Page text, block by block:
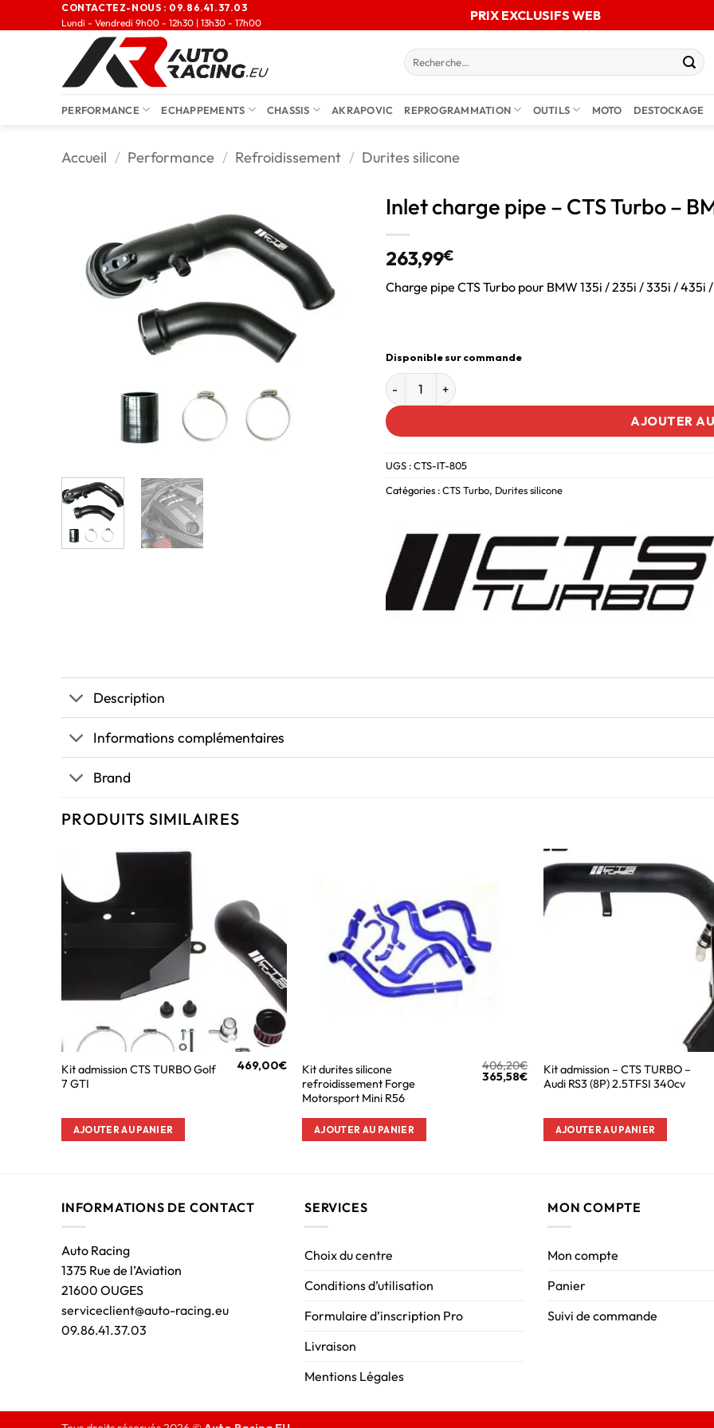
CONTACTEZ-NOUS : 09.86.41.37.03
Lundi - Vendredi 9h00 - 12h30 | 13h30 - 17h00
PRIX EXCLUSIFS WEB
PERFORMANCE ECHAPPEMENTS CHASSIS AKRAPOVIC REPROGRAMMATION OUTILS MOTO DESTOCKAGE
Accueil / Performance / Refroidissement / Durites silicone
Inlet charge pipe – CTS Turbo –
263,99€
Charge pipe CTS Turbo pour BMW 135i / 235i / 335i / 435i
Disponible sur commande
AJOUTER
UGS :CTS-IT-805
Catégories :CTS Turbo, Durites silicone
Description
Informations complémentaires
Brand
PRODUITS SIMILAIRES
Kit admission CTS TURBO Golf
7 GTI
469,00€
AJOUTER AU PANIER
Kit durites silicone
refroidissement Forge
Motorsport Mini R56
406,20€
365,58€
AJOUTER AU PANIER
Kit admission – CTS TURBO –
Audi RS3 (8P) 2.5TFSI 340cv
AJOUTER AU PANIER
INFORMATIONS DE CONTACT
Auto Racing
1375 Rue de l’Aviation
21600 OUGES
serviceclient@auto-racing.eu
09.86.41.37.03
SERVICES
Choix du centre
Conditions d’utilisation
Formulaire d’inscription Pro
Livraison
Mentions Légales
MON COMPTE
Mon compte
Panier
Suivi de commande